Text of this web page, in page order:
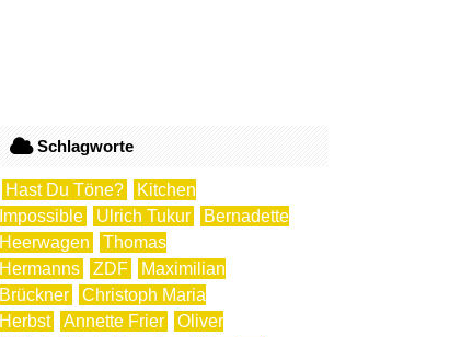
Schlagworte
Hast Du Töne?
Kitchen
Impossible
Ulrich Tukur
Bernadette
Heerwagen
Thomas
Hermanns
ZDF
Maximilian
Brückner
Christoph Maria
Herbst
Annette Frier
Oliver